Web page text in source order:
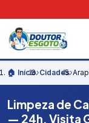
🏠 Início›Cidades›
Limpeza de
— 24h, Visita